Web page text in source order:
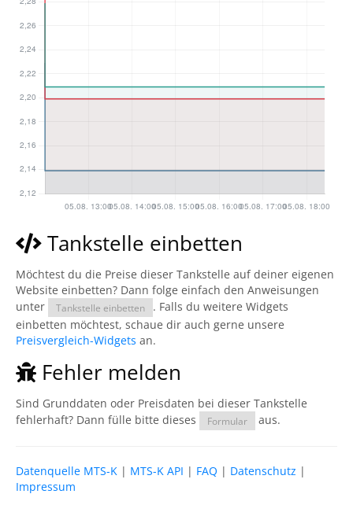
Tankstelle einbetten
Möchtest du die Preise dieser Tankstelle auf deiner eigenen
Website einbetten? Dann folge einfach den Anweisungen
unter
Tankstelle einbetten
. Falls du weitere Widgets
einbetten möchtest, schaue dir auch gerne unsere
Preisvergleich-Widgets an.
Fehler melden
Sind Grunddaten oder Preisdaten bei dieser Tankstelle
fehlerhaft? Dann fülle bitte dieses
Formular aus.
Datenquelle MTS-K | MTS-K API | FAQ | Datenschutz |
Impressum